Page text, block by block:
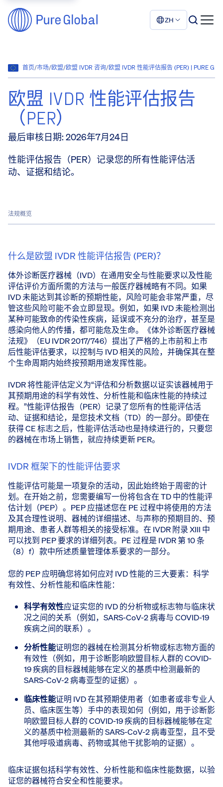
ZH
首页/市场/欧盟/欧盟 IVDR 咨询/欧盟 IVDR 性能评估报告 (PER) | PURE
欧盟 IVDR 性能评估报告
（PER）
最后审核日期: 2026年7月24日
性能评估报告（PER）记录您的所有性能评估活
动、证据和结论。
法规概览
什么是欧盟 IVDR 性能评估报告 (PER)？
体外诊断医疗器械（IVD）在通用安全与性能要求以及性能
评估评价方面所需的方法与一般医疗器械略有不同。如果
IVD 未能达到其诊断的预期性能，风险可能会非常严重，尽
管这些风险可能不会立即显现。例如，如果 IVD 未能检测出
某种可能致命的传染性疾病，延误或不充分的治疗，甚至是
感染向他人的传播，都可能危及生命。《体外诊断医疗器械
法规》（EU IVDR 2017/746）提出了严格的上市前和上市
后性能评估要求，以控制与 IVD 相关的风险，并确保其在整
个生命周期内始终按预期用途发挥性能。
IVDR 将性能评估定义为“评估和分析数据以证实该器械用于
其预期用途的科学有效性、分析性能和临床性能的持续过
程。”性能评估报告（PER）记录了您所有的性能评估活
动、证据和结论，是您技术文档（TD）的一部分。即使在
获得 CE 标志之后，性能评估活动也是持续进行的，只要您
的器械在市场上销售，就应持续更新 PER。
IVDR 框架下的性能评估要求
性能评估可能是一项复杂的活动，因此始终始于周密的计
划。在开始之前，您需要编写一份将包含在 TD 中的性能评
估计划（PEP）。PEP 应描述您在 PE 过程中将使用的方法
及其合理性说明、器械的详细描述、与声称的预期目的、预
期用途、患者人群等相关的接受标准。在 IVDR 附录 XIII 中
可以找到 PEP 要求的详细列表。PE 过程是 IVDR 第 10 条
（8）f）款中所述质量管理体系要求的一部分。
您的 PEP 应明确您将如何应对 IVD 性能的三大要素：科学
有效性、分析性能和临床性能：
科学有效性​应证实您的 IVD 的分析物或标志物与临床状
况之间的关系（例如，SARS-CoV-2 病毒与 COVID-19
疾病之间的联系）。
分析性能​证明您的器械在检测其分析物或标志物方面的
有效性（例如，用于诊断影响欧盟目标人群的 COVID-
19 疾病的目标器械能够在定义的基质中检测最新的
SARS-CoV-2 病毒亚型的证据）。
临床性能​证明 IVD 在其预期使用者（如患者或非专业人
员、临床医生等）手中的表现如何（例如，用于诊断影
响欧盟目标人群的 COVID-19 疾病的目标器械能够在定
义的基质中检测最新的 SARS-CoV-2 病毒亚型，且不受
其他呼吸道病毒、药物或其他干扰影响的证据）。
临床证据包括科学有效性、分析性能和临床性能数据，以验
证您的器械符合安全和性能要求。